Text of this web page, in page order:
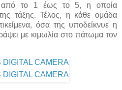
από το 1 έως το 5, η οποία
τάξης. Τέλος, η κάθε ομάδα
όσα της υποδείκνυε η
με κιμωλία στο πάτωμα τον